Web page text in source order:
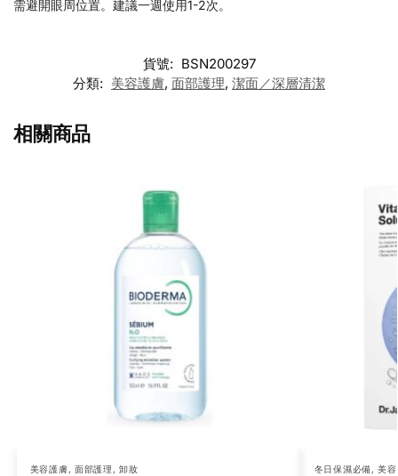
需避開眼周位置。建議一週使用1-2次。
貨號: BSN200297
分類: 美容護膚, 面部護理, 潔面／深層清潔
相關商品
美容護膚, 面部護理 ,卸妝 冬日保濕必備,美